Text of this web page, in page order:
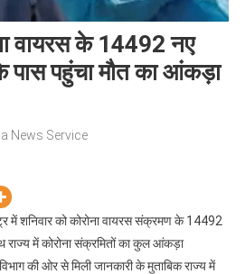
वायरस के 14492 नए
पहुंचा मौत का आंकड़ा
News Service
में शनिवार को कोरोना वायरस संक्रमण के 14492
में कोरोना संक्रमितों का कुल आंकड़ा
की ओर से मिली जानकारी के मुताबिक राज्य में